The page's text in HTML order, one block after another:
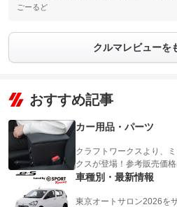
ごーるど
クルマレビューを
おすすめ記事
カー用品・パーツ
クラフトワークスより、
クスが登場！参考販売価
車種別・最新情報
東京オートサロン2026を